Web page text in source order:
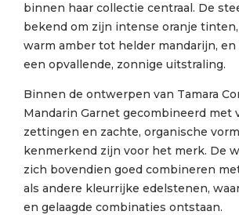
binnen haar collectie centraal. De
bekend om zijn intense oranje
warm amber tot helder mandarijn,
een opvallende, zonnige uitstraling.
Binnen de ontwerpen van Tamara
Mandarin Garnet gecombineerd met
zettingen en zachte, organische
kenmerkend zijn voor het merk. De
zich bovendien goed combineren
als andere kleurrijke edelstenen,
en gelaagde combinaties ontstaan.